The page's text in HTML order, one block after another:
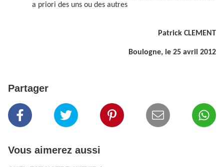
a priori des uns ou des autres
Patrick CLEMENT
Boulogne, le 25 avril 2012
Partager
Vous aimerez aussi